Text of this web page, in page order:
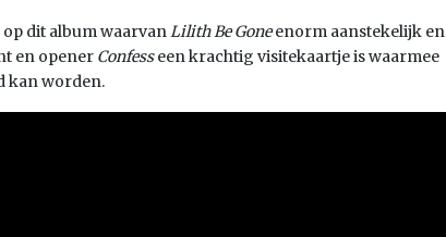
dit album waarvanLilith Be Goneenorm aanstekelijk en
en opener Confesseen krachtig visitekaartje is waarmee
kan worden.